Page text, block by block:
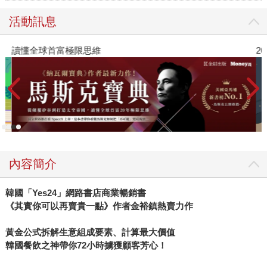
活動訊息
讀懂全球首富極限思維
內容簡介
韓國「Yes24」網路書店商業暢銷書
《其實你可以再賣貴一點》作者金裕鎮熱賣力作
黃金公式拆解生意組成要素、計算最大價值
韓國餐飲之神帶你72小時擄獲顧客芳心！